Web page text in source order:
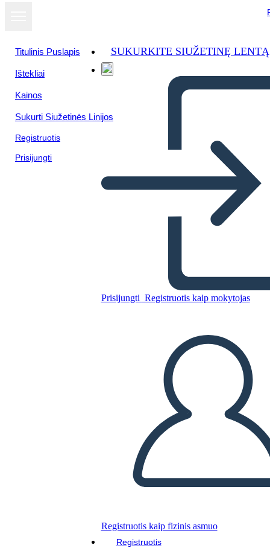
Titulinis Puslapis
Ištekliai
Kainos
Sukurti Siužetinės Linijos
Registruotis
Prisijungti
SUKURKITE SIUŽETINĘ LENTĄ
Prisijungti Registruotis kaip mokytojas
Registruotis kaip fizinis asmuo
Registruotis
Timbrato: razzismo,
antirazzismo e tu: personaggi